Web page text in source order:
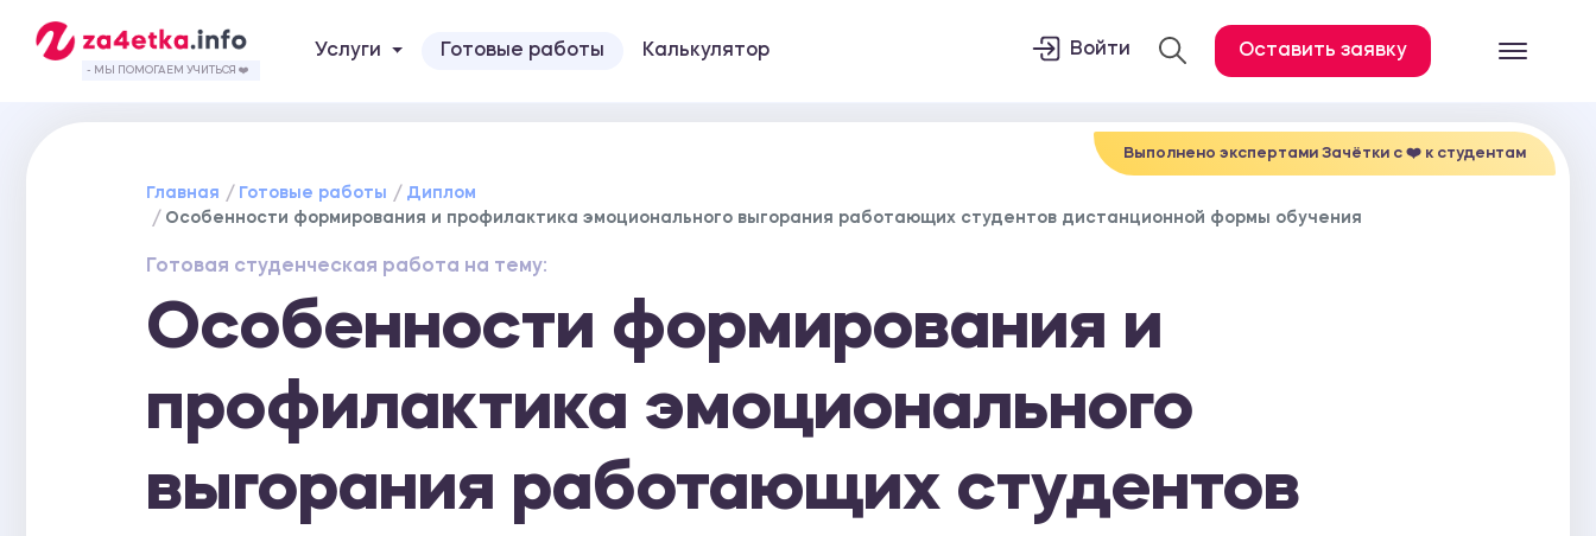
Все услуги
Дипломная работа
- МЫ ПОМОГАЕМ УЧИТЬСЯ ❤️
Услуги Готовые работы Калькулятор Войти Оставить заявку
Выполнено экспертами Зачётки c ❤️ к студентам
Главная Готовые работы
Диплом
Особенности формирования и профилактика эмоционального выгорания работающих студентов дистанционной формы обучения
Готовая студенческая работа на тему:
Особенности формирования и
профилактика эмоционального
выгорания работающих студентов